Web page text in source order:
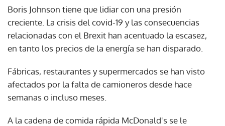
Boris Johnson tiene que lidiar con una presión
creciente. La crisis del covid-19 y las consecuencias
relacionadas con el Brexit han acentuado la escasez,
en tanto los precios de la energía se han disparado.
Fábricas, restaurantes y supermercados se han visto
afectados por la falta de camioneros desde hace
semanas o incluso meses.
A la cadena de comida rápida McDonald's se le